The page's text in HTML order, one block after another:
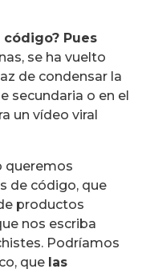
Pues
se ha vuelto
de condensar la
secundaria o en el
un vídeo viral
queremos
de código, que
productos
nos escriba
Podríamos
que las